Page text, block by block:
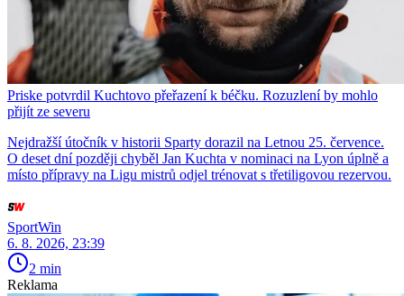
Priske potvrdil Kuchtovo přeřazení k béčku. Rozuzlení by mohlo
přijít ze severu
Nejdražší útočník v historii Sparty dorazil na Letnou 25. července.
O deset dní později chyběl Jan Kuchta v nominaci na Lyon úplně a
místo přípravy na Ligu mistrů odjel trénovat s třetiligovou rezervou.
SportWin
6. 8. 2026, 23:39
2 min
Reklama